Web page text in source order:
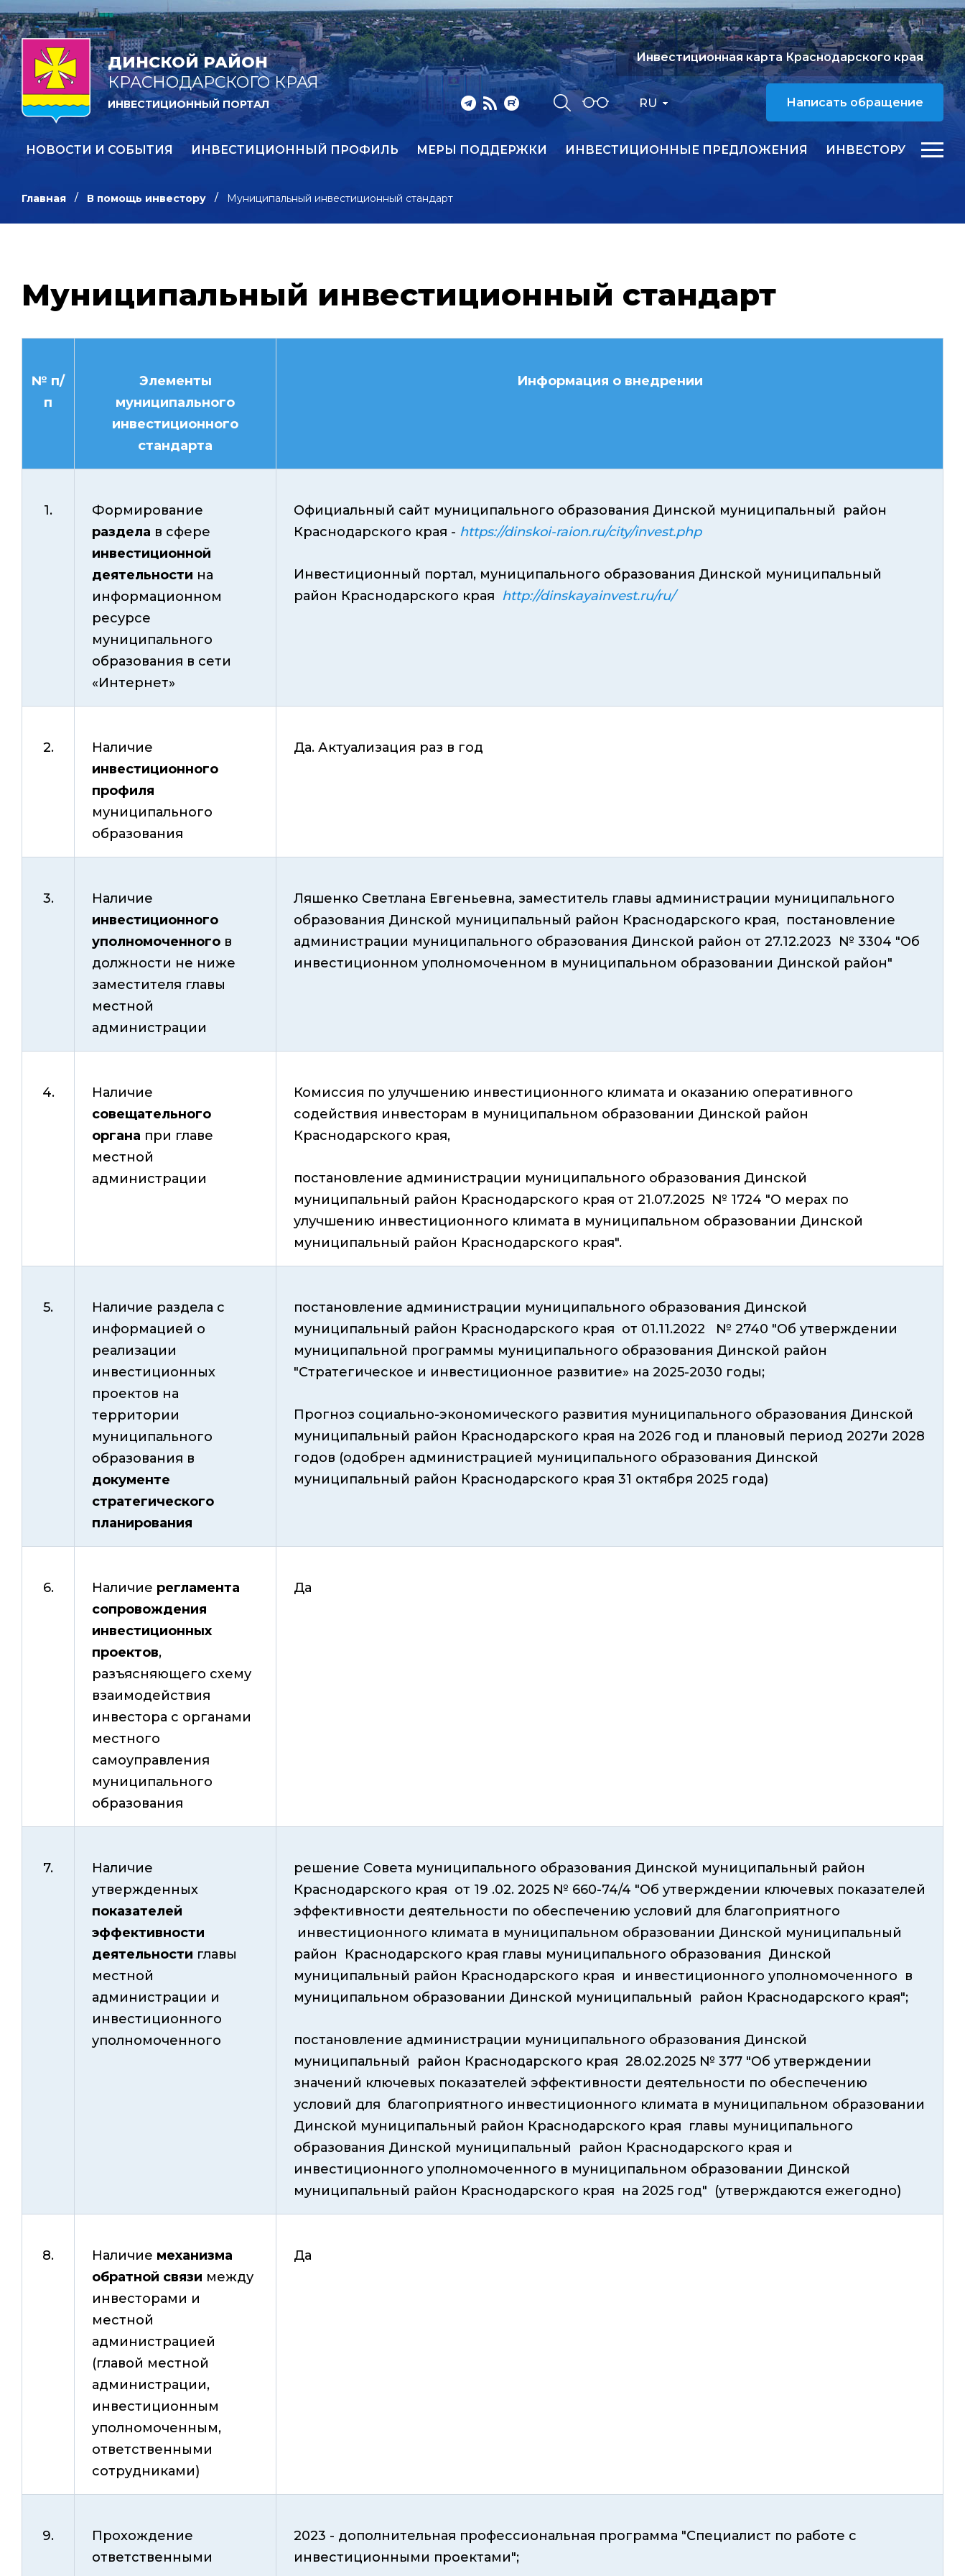
ДИНСКОЙ РАЙОН
КРАСНОДАРСКОГО КРАЯ
ИНВЕСТИЦИОННЫЙ ПОРТАЛ RU
Инвестиционная карта Краснодарского края
Написать обращение
НОВОСТИ И СОБЫТИЯ ИНВЕСТИЦИОННЫЙ ПРОФИЛЬ МЕРЫ ПОДДЕРЖКИ ИНВЕСТИЦИОННЫЕ ПРЕДЛОЖЕНИЯ ИНВЕСТОРУ
Главная В помощь инвестору Муниципальный инвестиционный стандарт
Муниципальный инвестиционный стандарт
№ п/
п
Элементы
муниципального
инвестиционного
стандарта
Информация о внедрении
1.
Формирование
раздела в сфере
инвестиционной
деятельности на
информационном
ресурсе
муниципального
образования в сети
«Интернет»
Официальный сайт муниципального образования Динской муниципальный район
Краснодарского края - https://dinskoi-raion.ru/city/invest.php
Инвестиционный портал, муниципального образования Динской муниципальный
район Краснодарского края http://dinskayainvest.ru/ru/
2.
Наличие
инвестиционного
профиля
муниципального
образования
Да. Актуализация раз в год
3.
Наличие
инвестиционного
уполномоченного в
должности не ниже
заместителя главы
местной
администрации
Ляшенко Светлана Евгеньевна, заместитель главы администрации муниципального
образования Динской муниципальный район Краснодарского края, постановление
администрации муниципального образования Динской район от 27.12.2023 № 3304 "Об
инвестиционном уполномоченном в муниципальном образовании Динской район"
4.
Наличие
совещательного
органа при главе
местной
администрации
Комиссия по улучшению инвестиционного климата и оказанию оперативного
содействия инвесторам в муниципальном образовании Динской район
Краснодарского края,
постановление администрации муниципального образования Динской
муниципальный район Краснодарского края от 21.07.2025 № 1724 "О мерах по
улучшению инвестиционного климата в муниципальном образовании Динской
муниципальный район Краснодарского края".
5.
Наличие раздела с
информацией о
реализации
инвестиционных
проектов на
территории
муниципального
образования в
документе
стратегического
планирования
постановление администрации муниципального образования Динской
муниципальный район Краснодарского края от 01.11.2022 № 2740 "Об утверждении
муниципальной программы муниципального образования Динской район
"Стратегическое и инвестиционное развитие» на 2025-2030 годы;
Прогноз социально-экономического развития муниципального образования Динской
муниципальный район Краснодарского края на 2026 год и плановый период 2027и 2028
годов (одобрен администрацией муниципального образования Динской
муниципальный район Краснодарского края 31 октября 2025 года)
6. Наличие регламента
сопровождения
инвестиционных
проектов,
разъясняющего схему
взаимодействия
инвестора с органами
местного
самоуправления
муниципального
образования
Да
7.
Наличие
утвержденных
показателей
эффективности
деятельности главы
местной
администрации и
инвестиционного
уполномоченного
решение Совета муниципального образования Динской муниципальный район
Краснодарского края от 19 .02. 2025 № 660-74/4 "Об утверждении ключевых показателей
эффективности деятельности по обеспечению условий для благоприятного
инвестиционного климата в муниципальном образовании Динской муниципальный
район
Краснодарского края главы муниципального образования Динской
муниципальный район Краснодарского края и инвестиционного уполномоченного в
муниципальном образовании Динской муниципальный район Краснодарского края";
постановление администрации муниципального образования Динской
муниципальный район Краснодарского края 28.02.2025 № 377 "Об утверждении
значений ключевых показателей эффективности деятельности по обеспечению
условий для благоприятного инвестиционного климата в муниципальном образовании
Динской муниципальный район Краснодарского края главы муниципального
образования Динской муниципальный район Краснодарского края и
инвестиционного уполномоченного в муниципальном образовании Динской
муниципальный район Краснодарского края на 2025 год" (утверждаются ежегодно)
8. Наличие механизма
обратной связи между
инвесторами и
местной
администрацией
(главой местной
администрации,
инвестиционным
уполномоченным,
ответственными
сотрудниками)
Да
9.
Прохождение
ответственными
2023 - дополнительная профессиональная программа "Специалист по работе с
инвестиционными проектами";